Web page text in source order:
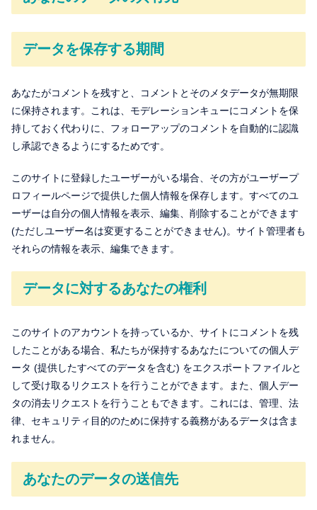
データを保存する期間
あなたがコメントを残すと、コメントとそのメタデータが無期限
に保持されます。これは、モデレーションキューにコメントを保
持しておく代わりに、フォローアップのコメントを自動的に認識
し承認できるようにするためです。
このサイトに登録したユーザーがいる場合、その方がユーザープ
ロフィールページで提供した個人情報を保存します。すべてのユ
ーザーは自分の個人情報を表示、編集、削除することができます
(ただしユーザー名は変更することができません)。サイト管理者も
それらの情報を表示、編集できます。
データに対するあなたの権利
このサイトのアカウントを持っているか、サイトにコメントを残
したことがある場合、私たちが保持するあなたについての個人デ
ータ (提供したすべてのデータを含む) をエクスポートファイルと
して受け取るリクエストを行うことができます。また、個人デー
タの消去リクエストを行うこともできます。これには、管理、法
律、セキュリティ目的のために保持する義務があるデータは含ま
れません。
あなたのデータの送信先